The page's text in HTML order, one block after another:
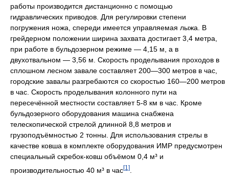
работы производится дистанционно с помощью
гидравлических приводов. Для регулировки степени
погружения ножа, спереди имеется управляемая лыжа. В
грейдерном положении ширина захвата достигает 3,4 метра,
при работе в бульдозерном режиме — 4,15 м, а в
двухотвальном — 3,56 м. Скорость проделывания проходов в
сплошном лесном завале составляет 200—300 метров в час,
городские завалы разгребаются со скоростью 160—200 метров
в час. Скорость проделывания колонного пути на
пересечённой местности составляет 5-8 км в час. Кроме
бульдозерного оборудования машина снабжена
телескопической стрелой длинной 8,8 метров и
грузоподъёмностью 2 тонны. Для использования стрелы в
качестве ковша в комплекте оборудования ИМР предусмотрен
специальный скребок-ковш объёмом 0,4 м³ и
производительностью 40 м³ в час[1]